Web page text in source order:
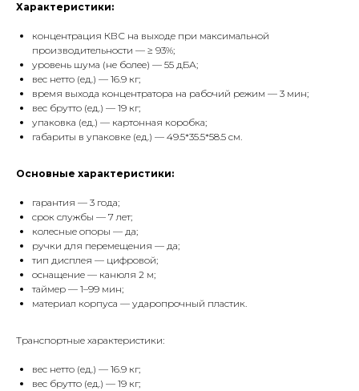
Характеристики:
концентрация КВС на выходе при максимальной
производительности — ≥ 93%;
уровень шума (не более) — 55 дБА;
вес нетто (ед.) — 16.9 кг;
время выхода концентратора на рабочий режим — 3 мин;
вес брутто (ед.) — 19 кг;
упаковка (ед.) — картонная коробка;
габариты в упаковке (ед.) — 49.5*35.5*58.5 см.
Основные характеристики:
гарантия — 3 года;
срок службы — 7 лет;
колесные опоры — да;
ручки для перемещения — да;
тип дисплея — цифровой;
оснащение — канюля 2 м;
таймер — 1–99 мин;
материал корпуса — ударопрочный пластик.
Транспортные характеристики:
вес нетто (ед.) — 16.9 кг;
вес брутто (ед.) — 19 кг;